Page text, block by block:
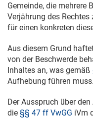
Gemeinde, die mehrere
Verjährung des
für einen konkreten
Aus diesem Grund
von der Beschwerde
Inhaltes an, was gemäß
Aufhebung führen muss.
Der Ausspruch über
die §§ 47 ff VwGG iVm